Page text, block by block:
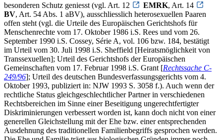
besonderen Schutz geniesst (vgl. Art. 12
EMRK, Art. 14
BV, Art. 54 Abs. 1 aBV), ausschliesslich heterosexuellen Paaren
offen steht (vgl. die Urteile des Europäischen Gerichtshofs für
Menschenrechte vom 17. Oktober 1986 i.S. Rees und vom 26.
September 1990 i.S. Cossey, Série A, vol. 106 bzw. 184, bestätigt
im Urteil vom 30. Juli 1998 i.S. Sheffield [Heiratsmöglichkeit von
Transsexuellen]; Urteil des Gerichtshofs der Europäischen
Gemeinschaften vom 17. Februar 1998 i.S. Grant [Rechtssache C-
249/96]; Urteil des deutschen Bundesverfassungsgerichts vom 4.
Oktober 1993, publiziert in: NJW 1993 S. 3058 f.). Auch wenn der
rechtliche Status gleichgeschlechtlicher Partner in verschiedenen
Rechtsbereichen im Sinne einer Beseitigung ungerechtfertigter
Diskriminierungen verbessert worden ist, kann doch nicht von einer
generellen Gleichstellung mit der Ehe bzw. einer entsprechenden
Ausdehnung des traditionellen Familienbegriffs gesprochen werden.